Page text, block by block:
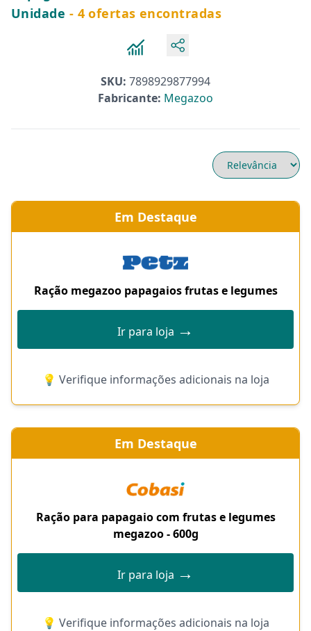
Unidade - 4 ofertas encontradas
SKU: 7898929877994
Fabricante: Megazoo
Em Destaque
Ração megazoo papagaios frutas e legumes
Ir para loja →
💡 Verifique informações adicionais na loja
Em Destaque
Ração para papagaio com frutas e legumes
megazoo - 600g
Ir para loja →
💡 Verifique informações adicionais na loja